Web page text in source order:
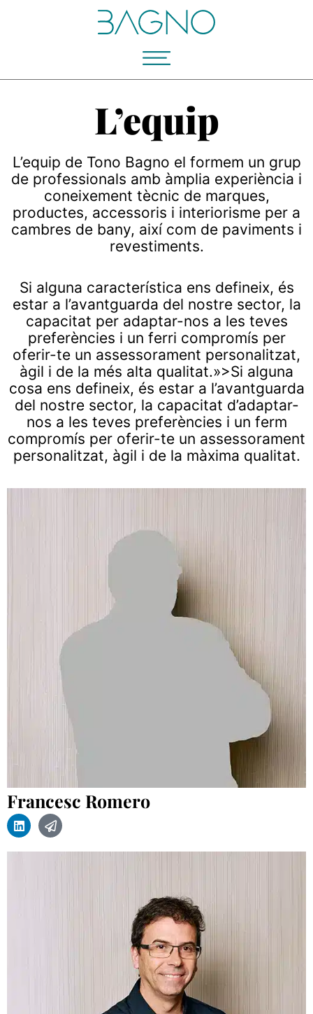
L’equip
L’equip de Tono Bagno el formem un grup
de professionals amb àmplia experiència i
coneixement tècnic de marques,
productes, accessoris i interiorisme per a
cambres de bany, així com de paviments i
revestiments.
Si alguna característica ens defineix, és
estar a l’avantguarda del nostre sector, la
capacitat per adaptar-nos a les teves
preferències i un ferri compromís per
oferir-te un assessorament personalitzat,
àgil i de la més alta qualitat.»>Si alguna
cosa ens defineix, és estar a l’avantguarda
del nostre sector, la capacitat d’adaptar-
nos a les teves preferències i un ferm
compromís per oferir-te un assessorament
personalitzat, àgil i de la màxima qualitat.
Francesc Romero